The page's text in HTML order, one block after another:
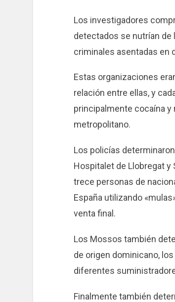
Los investigadores
detectados se nutrían
criminales asentadas en
Estas organizaciones
relación entre ellas, y
principalmente cocaína y
metropolitano.
Los policías
Hospitalet de Llobregat y
trece personas de
España utilizando
venta final.
Los Mossos también
de origen dominicano,
diferentes
Finalmente también